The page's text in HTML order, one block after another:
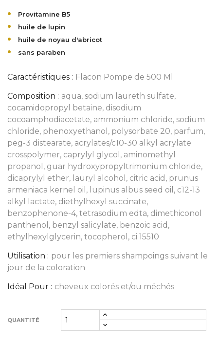
Provitamine B5
huile de lupin
huile de noyau d'abricot
sans paraben
Caractéristiques : Flacon Pompe de 500 Ml
Composition : aqua, sodium laureth sulfate,
cocamidopropyl betaine, disodium
cocoamphodiacetate, ammonium chloride, sodium
chloride, phenoxyethanol, polysorbate 20, parfum,
peg-3 distearate, acrylates/c10-30 alkyl acrylate
crosspolymer, caprylyl glycol, aminomethyl
propanol, guar hydroxypropyltrimonium chloride,
dicaprylyl ether, lauryl alcohol, citric acid, prunus
armeniaca kernel oil, lupinus albus seed oil, c12-13
alkyl lactate, diethylhexyl succinate,
benzophenone-4, tetrasodium edta, dimethiconol
panthenol, benzyl salicylate, benzoic acid,
ethylhexylglycerin, tocopherol, ci 15510
Utilisation : pour les premiers shampoings suivant le
jour de la coloration
Idéal Pour : cheveux colorés et/ou méchés
QUANTITÉ